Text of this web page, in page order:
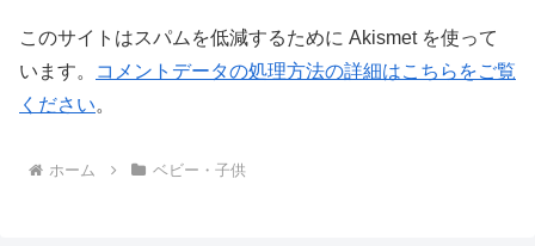
このサイトはスパムを低減するために Akismet を使って
います。
コメントデータの処理方法の詳細はこちらをご覧
ください。
ホーム ベビー・子供